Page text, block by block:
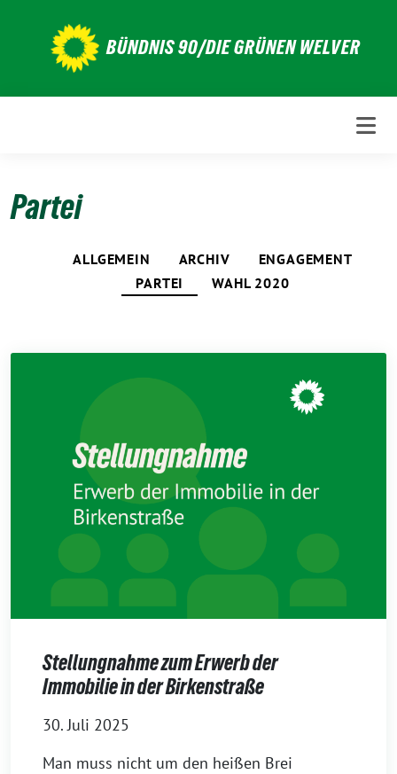
BÜNDNIS 90/DIE GRÜNEN WELVER
Partei
ALLGEMEIN ARCHIV
ENGAGEMENT
PARTEI
WAHL 2020
Stellungnahme zum Erwerb der
Immobilie in der Birkenstraße
30. Juli 2025
Man muss nicht um den heißen Brei